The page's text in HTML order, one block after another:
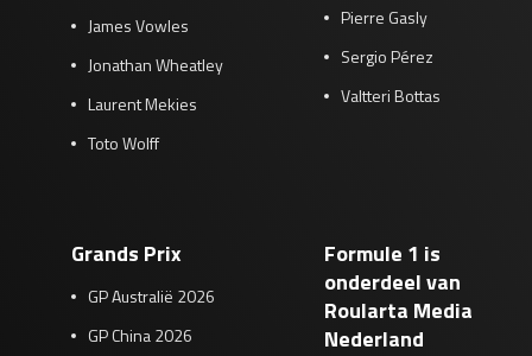
James Vowles
Jonathan Wheatley
Laurent Mekies
Toto Wolff
Pierre Gasly
Sergio Pérez
Valtteri Bottas
Grands Prix
GP Australië 2026
GP China 2026
Formule 1 is
onderdeel van
Roularta Media
Nederland